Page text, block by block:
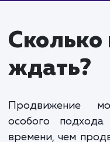
молодыми
аудит сайта,
также
для повышения
Следует
сайтов -
Это инвестиция